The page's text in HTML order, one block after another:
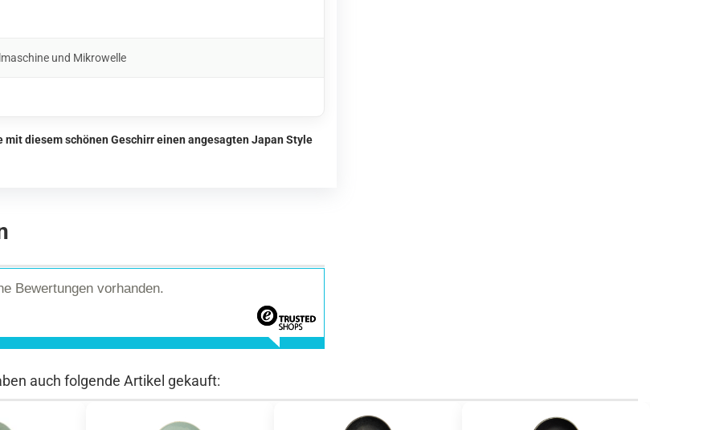
und Mikrowelle
mit diesem schönen Geschirr einen angesagten Japan Style
Bewertungen vorhanden.
auch folgende Artikel gekauft: